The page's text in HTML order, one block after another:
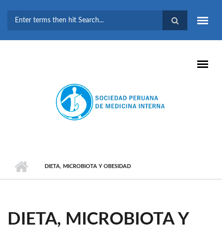
BÚSQUEDA
DIETA, MICROBIOTA Y OBESIDAD
DIETA, MICROBIOTA Y